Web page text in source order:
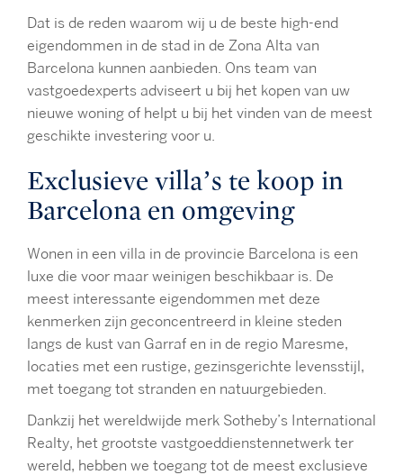
Dat is de reden waarom wij u de beste high-end
eigendommen in de stad in de Zona Alta van
Barcelona kunnen aanbieden. Ons team van
vastgoedexperts adviseert u bij het kopen van uw
nieuwe woning of helpt u bij het vinden van de meest
geschikte investering voor u.
Exclusieve villa’s te koop in
Barcelona en omgeving
Wonen in een villa in de provincie Barcelona is een
luxe die voor maar weinigen beschikbaar is. De
meest interessante eigendommen met deze
kenmerken zijn geconcentreerd in kleine steden
langs de kust van Garraf en in de regio Maresme,
locaties met een rustige, gezinsgerichte levensstijl,
met toegang tot stranden en natuurgebieden.
Dankzij het wereldwijde merk Sotheby’s International
Realty, het grootste vastgoeddienstennetwerk ter
wereld, hebben we toegang tot de meest exclusieve